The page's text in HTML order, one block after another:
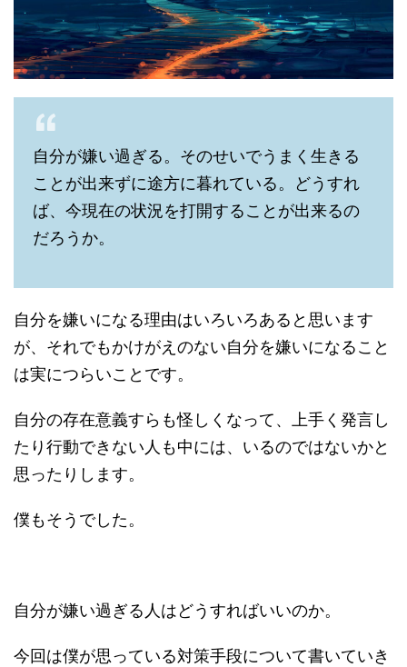
自分が嫌い過ぎる。そのせいでうまく生きる
ことが出来ずに途方に暮れている。どうすれ
ば、今現在の状況を打開することが出来るの
だろうか。
自分を嫌いになる理由はいろいろあると思います
が、それでもかけがえのない自分を嫌いになること
は実につらいことです。
自分の存在意義すらも怪しくなって、上手く発言し
たり行動できない人も中には、いるのではないかと
思ったりします。
僕もそうでした。
自分が嫌い過ぎる人はどうすればいいのか。
今回は僕が思っている対策手段について書いていき